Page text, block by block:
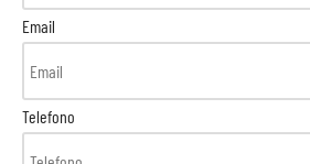
Email
Telefono